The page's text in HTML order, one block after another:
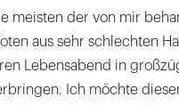
meisten der von mir
aus sehr schlechten
Lebensabend in
Ich möchte